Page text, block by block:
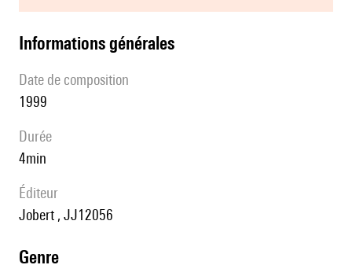
informations générales
date de composition
1999
durée
4min
éditeur
Jobert , JJ12056
genre